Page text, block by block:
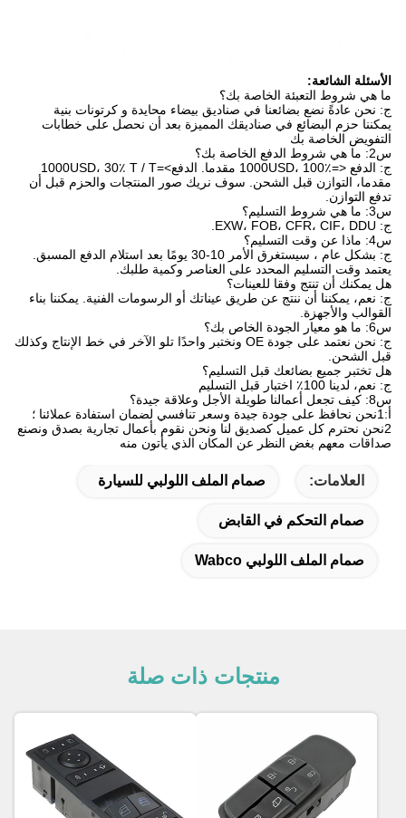
الأسئلة الشائعة:
ما هي شروط التعبئة الخاصة بك؟
ج: نحن عادةً نضع بضائعنا في صناديق بيضاء محايدة و كرتونات بنية
يمكننا حزم البضائع في صناديقك المميزة بعد أن نحصل على خطابات
التفويض الخاصة بك
س2: ما هي شروط الدفع الخاصة بك؟
ج: الدفع <=1000USD، 100٪ مقدما. الدفع>=1000USD، 30٪ T / T
مقدما، التوازن قبل الشحن. سوف نريك صور المنتجات والحزم قبل أن
تدفع التوازن.
س3: ما هي شروط التسليم؟
ج: EXW، FOB، CFR، CIF، DDU.
س4: ماذا عن وقت التسليم؟
ج: بشكل عام ، سيستغرق الأمر 10-30 يومًا بعد استلام الدفع المسبق.
يعتمد وقت التسليم المحدد على العناصر وكمية طلبك.
هل يمكنك أن تنتج وفقا للعينات؟
ج: نعم، يمكننا أن ننتج عن طريق عيناتك أو الرسومات الفنية. يمكننا بناء
القوالب والأجهزة.
س6: ما هو معيار الجودة الخاص بك؟
ج: نحن نعتمد على جودة OE ونختبر واحدًا تلو الآخر في خط الإنتاج وكذلك
قبل الشحن.
هل تختبر جميع بضائعك قبل التسليم؟
ج: نعم، لدينا 100٪ اختبار قبل التسليم
س8: كيف تجعل أعمالنا طويلة الأجل وعلاقة جيدة؟
أ:1نحن نحافظ على جودة جيدة وسعر تنافسي لضمان استفادة عملائنا ؛
2نحن نحترم كل عميل كصديق لنا ونحن نقوم بأعمال تجارية بصدق ونصنع
صداقات معهم بغض النظر عن المكان الذي يأتون منه
العلامات: صمام الملف اللولبي للسيارة
صمام التحكم في القابض
صمام الملف اللولبي Wabco
منتجات ذات صلة